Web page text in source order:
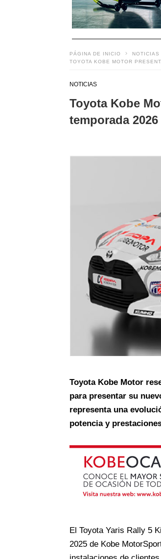
PÁGINA DE INICIO
NOTICIAS
TOYOTA KOBE MOTOR
NOTICIAS
Toyota Kobe
temporada 2026
Toyota Kobe Motor
para presentar su
representa una
potencia y
El Toyota Yaris Rally 5
2025 de Kobe